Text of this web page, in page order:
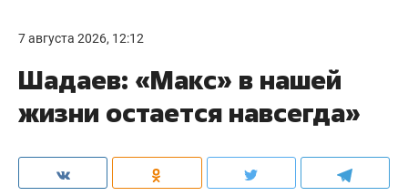
7 августа 2026, 12:12
Шадаев: «Макс» в нашей
жизни остается навсегда»